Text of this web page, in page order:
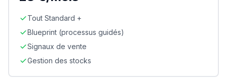
Tout Standard +
Blueprint (processus guidés)
Signaux de vente
Gestion des stocks